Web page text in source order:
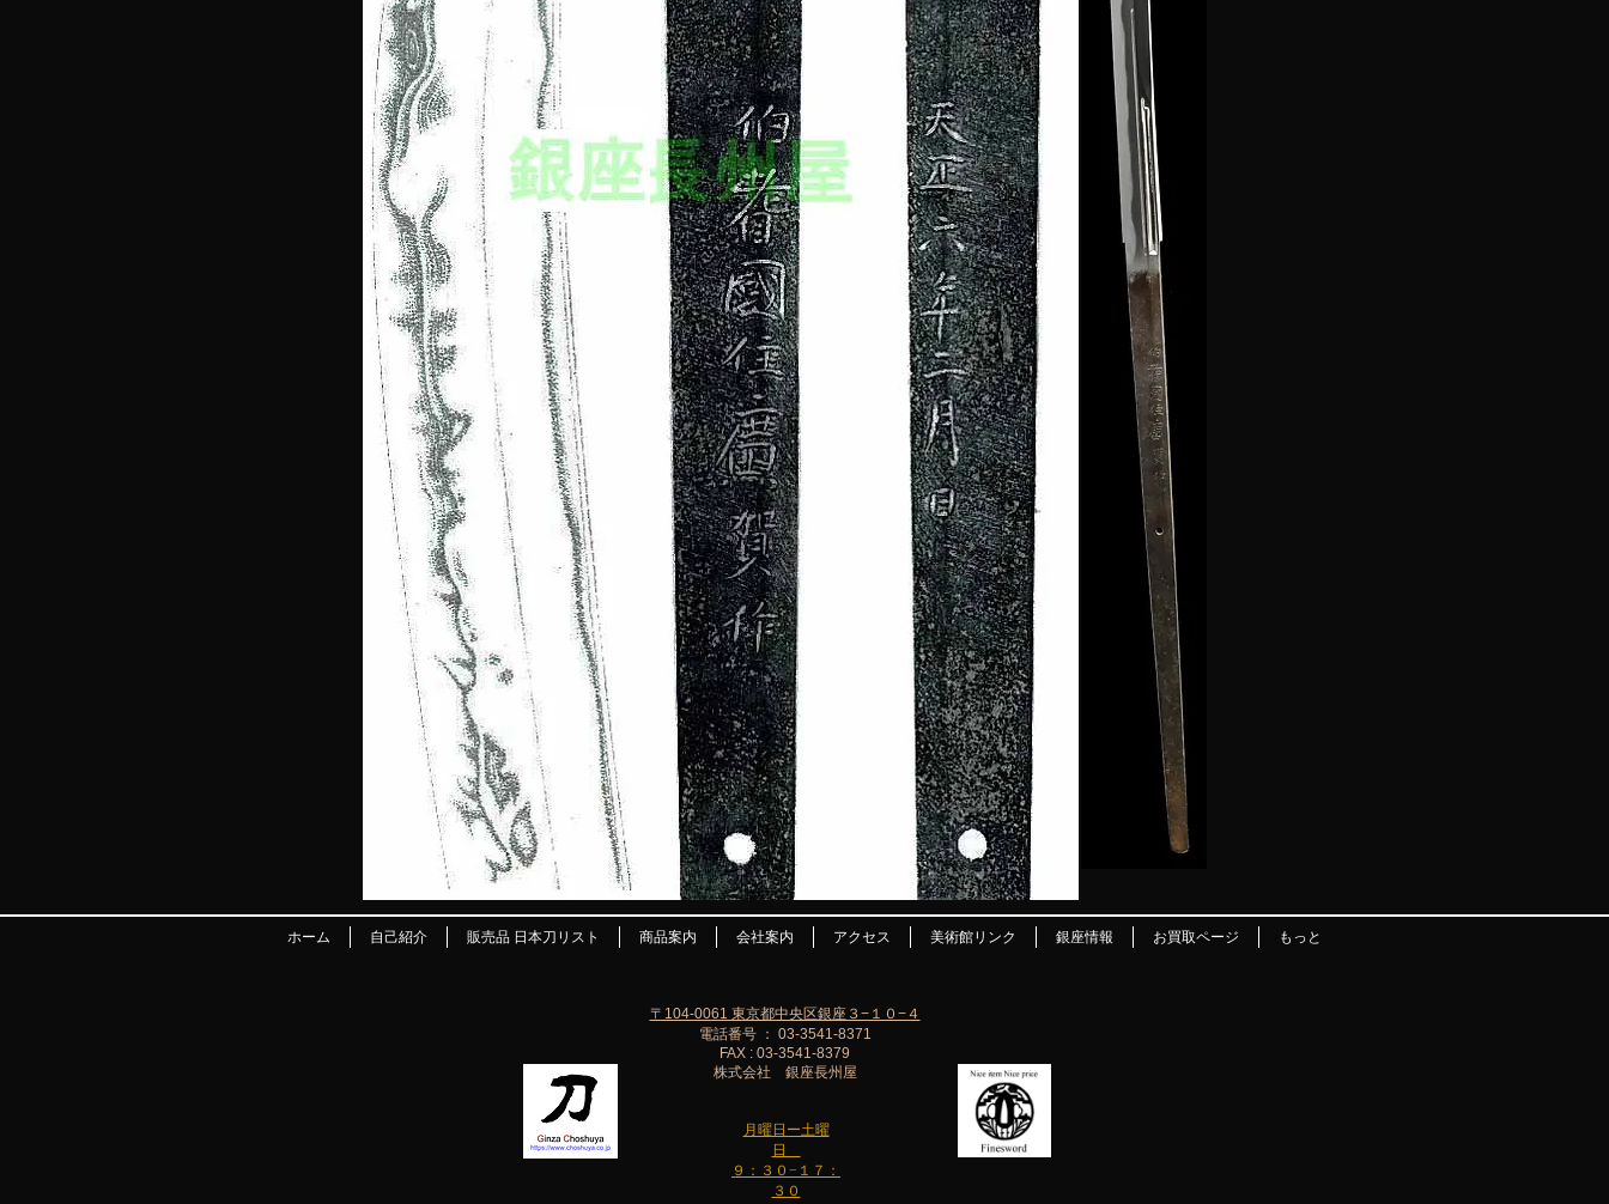
ホーム 自己紹介 販売品 日本刀リスト 商品案内 会社案内 アクセス 美術館リンク 銀座情報 お買取ページ もっと
月曜日ー土曜
日
９：３０−１７：
３０
〒104-0061 東京都中央区銀座３−１０−４
電話番号 ： 03-3541-8371
FAX : 03-3541-8379
株式会社 銀座長州屋